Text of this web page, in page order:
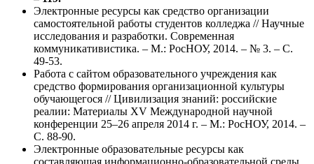
Электронные ресурсы как средство организации
самостоятельной работы студентов колледжа // Научные
исследования и разработки. Современная
коммуникативистика. – М.: РосНОУ, 2014. – № 3. – С.
49-53.
Работа с сайтом образовательного учреждения как
средство формирования организационной культуры
обучающегося // Цивилизация знаний: российские
реалии: Материалы XV Международной научной
конференции 25–26 апреля 2014 г. – М.: РосНОУ, 2014. –
С. 88-90.
Электронные образовательные ресурсы как
составляющая информационно-образовательной среды